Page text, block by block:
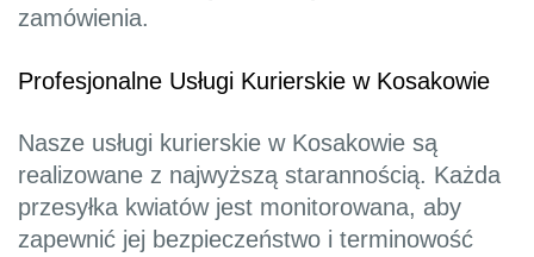
zamówienia.
Profesjonalne Usługi Kurierskie w Kosakowie
Nasze usługi kurierskie w Kosakowie są
realizowane z najwyższą starannością. Każda
przesyłka kwiatów jest monitorowana, aby
zapewnić jej bezpieczeństwo i terminowość